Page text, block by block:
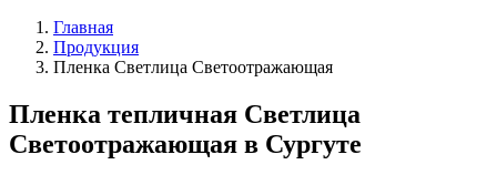
Главная
Продукция
Пленка Светлица Светоотражающая
Пленка тепличная Светлица
Светоотражающая в Сургуте